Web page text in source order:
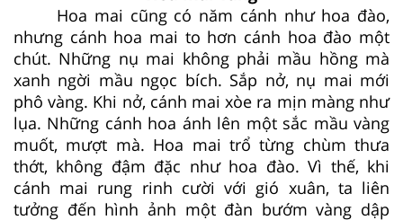
Hoa mai cũng có năm cánh như hoa đào,
nhưng cánh hoa mai to hơn cánh hoa đào một
chút. Những nụ mai không phải mầu hồng mà
xanh ngời mầu ngọc bích. Sắp nở, nụ mai mới
phô vàng. Khi nở, cánh mai xòe ra mịn màng như
lụa. Những cánh hoa ánh lên một sắc mầu vàng
muốt, mượt mà. Hoa mai trổ từng chùm thưa
thớt, không đậm đặc như hoa đào. Vì thế, khi
cánh mai rung rinh cười với gió xuân, ta liên
tưởng đến hình ảnh một đàn bướm vàng dập